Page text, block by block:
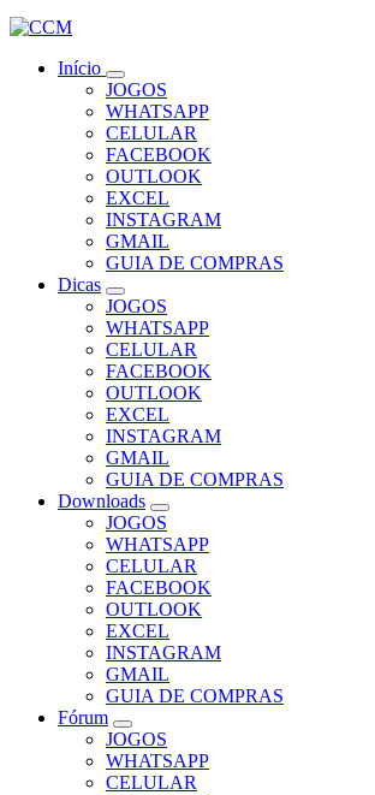
Início
JOGOS
WHATSAPP
CELULAR
FACEBOOK
OUTLOOK
EXCEL
INSTAGRAM
GMAIL
GUIA DE COMPRAS
Dicas
JOGOS
WHATSAPP
CELULAR
FACEBOOK
OUTLOOK
EXCEL
INSTAGRAM
GMAIL
GUIA DE COMPRAS
Downloads
JOGOS
WHATSAPP
CELULAR
FACEBOOK
OUTLOOK
EXCEL
INSTAGRAM
GMAIL
GUIA DE COMPRAS
Fórum
JOGOS
WHATSAPP
CELULAR